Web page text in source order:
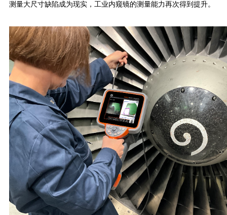
测量大尺寸缺陷成为现实，工业内窥镜的测量能力再次得到提升。